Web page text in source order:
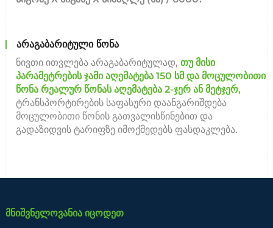
არაგაბარიტული წონა
ნივთი ითვლება არაგაბარიტულად, თუ მისი
პარამეტრების ჯამი აღემატება 150 სმ და მოცულობითი
წონა რეალურ წონას აღემატება 2-ჯერ ან მეტჯერ,
ტრანსპორტირების საფასური დაანგარიშდება
მოცულობითი წონის გათვალისწინებით და
გადაზიდვის ტარიფზე იმოქმედებს ფასდაკლება.
მნიშვნელოვანია იცოდეთ